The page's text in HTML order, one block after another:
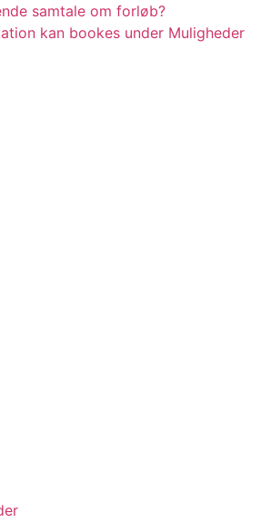
samtale om forløb?
kan bookes under Muligheder